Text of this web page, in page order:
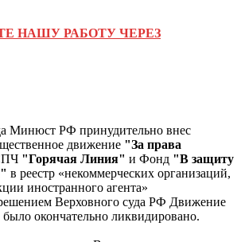
НАШУ РАБОТУ ЧЕРЕЗ
Минюст РФ принудительно внес
движение "За права
"Горячая Линия" и Фонд "В защиту
в реестр «некоммерческих организаций,
иностранного агента»
Верховного суда РФ Движение
было окончательно ликвидировано.